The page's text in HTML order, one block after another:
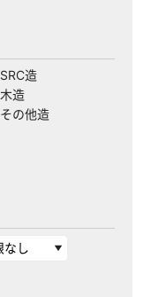
SRC造
木造
その他造